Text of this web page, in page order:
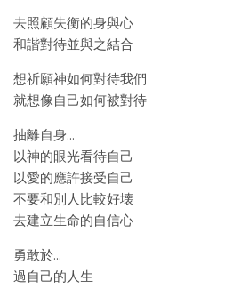
去照顧失衡的身與心
和諧對待並與之結合
想祈願神如何對待我們
就想像自己如何被對待
抽離自身…
以神的眼光看待自己
以愛的應許接受自己
不要和別人比較好壊
去建立生命的自信心
勇敢於…
過自己的人生